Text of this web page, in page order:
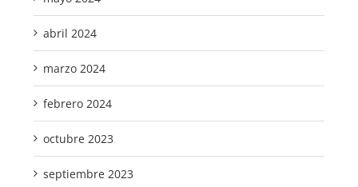
abril 2024
marzo 2024
febrero 2024
octubre 2023
septiembre 2023